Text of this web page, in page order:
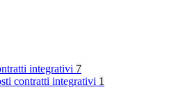
integrativi 7
contratti integrativi 1